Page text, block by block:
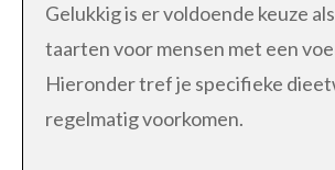
Gelukkig is er voldoende keuze
taarten voor mensen met een
Hieronder tref je specifieke
regelmatig voorkomen.